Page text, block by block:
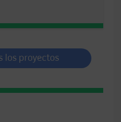
los proyectos